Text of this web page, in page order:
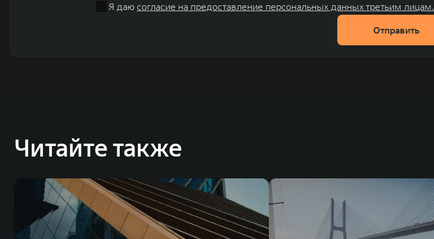
Я даю согласие на предоставление персональных данных третьим лицам.
Отправить
Читайте также